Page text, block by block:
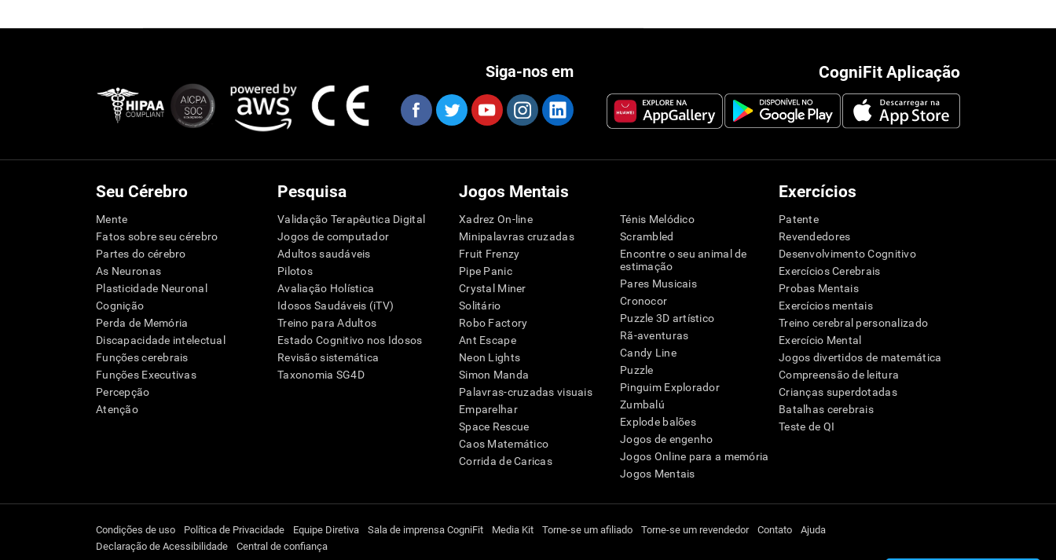
CogniFit Aplicação
Siga-nos em
Seu Cérebro
Mente
Fatos sobre seu cérebro
Partes do cérebro
As Neuronas
Plasticidade Neuronal
Cognição
Perda de Memória
Discapacidade intelectual
Funções cerebrais
Funções Executivas
Percepção
Atenção
Pesquisa
Validação Terapêutica Digital
Jogos de computador
Adultos saudáveis
Pilotos
Avaliação Holística
Idosos Saudáveis (iTV)
Treino para Adultos
Estado Cognitivo nos Idosos
Revisão sistemática
Taxonomia SG4D
Jogos Mentais
Xadrez On-line
Minipalavras cruzadas
Fruit Frenzy
Pipe Panic
Crystal Miner
Solitário
Robo Factory
Ant Escape
Neon Lights
Simon Manda
Palavras-cruzadas visuais
Emparelhar
Space Rescue
Caos Matemático
Corrida de Caricas
Ténis Melódico
Scrambled
Encontre o seu animal de
estimação
Pares Musicais
Cronocor
Puzzle 3D artístico
Rã-aventuras
Candy Line
Puzzle
Pinguim Explorador
Zumbalú
Explode balões
Jogos de engenho
Jogos Online para a memória
Jogos Mentais
Exercícios
Patente
Revendedores
Desenvolvimento Cognitivo
Exercícios Cerebrais
Probas Mentais
Exercícios mentais
Treino cerebral personalizado
Exercício Mental
Jogos divertidos de matemática
Compreensão de leitura
Crianças superdotadas
Batalhas cerebrais
Teste de QI
Condições de uso Política de Privacidade Equipe Diretiva Sala de imprensa CogniFit Media Kit Torne-se um afiliado Torne-se um revendedor Contato
Ajuda
Declaração de Acessibilidade
Central de confiança